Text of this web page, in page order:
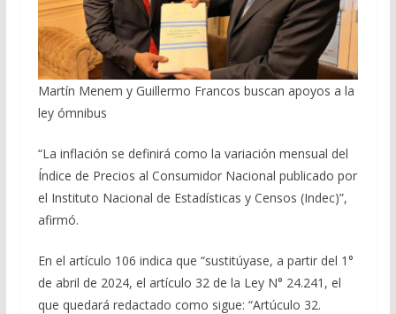
Martín Menem y Guillermo Francos buscan apoyos a la
ley ómnibus
“La inflación se definirá como la variación mensual del
Índice de Precios al Consumidor Nacional publicado por
el Instituto Nacional de Estadísticas y Censos (Indec)”,
afirmó.
En el artículo 106 indica que “sustitúyase, a partir del 1°
de abril de 2024, el artículo 32 de la Ley N° 24.241, el
que quedará redactado como sigue: “Artúculo 32.